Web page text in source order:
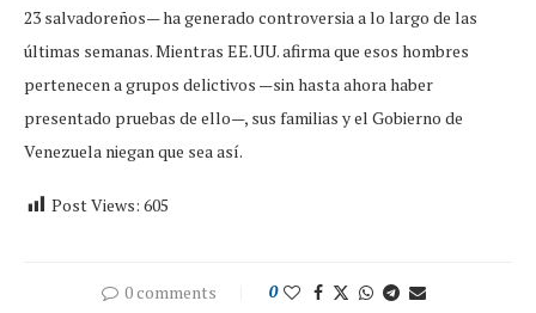
23 salvadoreños— ha generado controversia a lo largo de las
últimas semanas. Mientras EE.UU. afirma que esos hombres
pertenecen a grupos delictivos —sin hasta ahora haber
presentado pruebas de ello—, sus familias y el Gobierno de
Venezuela niegan que sea así.
Post Views: 605
0 comments 0